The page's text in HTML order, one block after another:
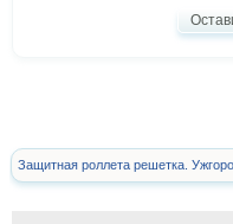
Защитная роллета решетка.